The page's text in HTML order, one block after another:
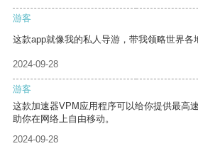
游客
这款app就像我的私人导游，带我领略世界各
2024-09-28
游客
这款加速器VPM应用程序可以给你提供最高
助你在网络上自由移动。
2024-09-28